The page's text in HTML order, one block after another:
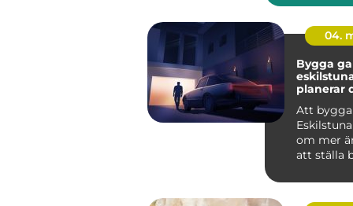
80-talet.
mat...
04.
Bygga
eskilstuna
planerar
Att
om mer
att ställa
ger...